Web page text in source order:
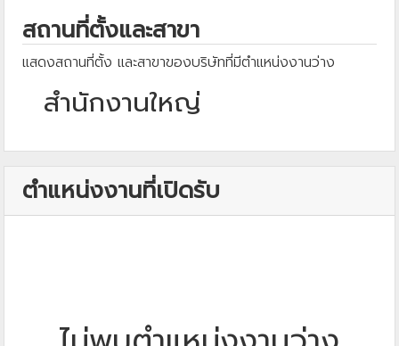
สถานที่ตั้งและสาขา
แสดงสถานที่ตั้ง และสาขาของบริษัทที่มีตำแหน่งงานว่าง
สำนักงานใหญ่
ตำแหน่งงานที่เปิดรับ